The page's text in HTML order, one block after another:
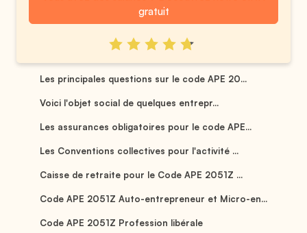
gratuit
Les principales questions sur le code APE 20...
Voici l'objet social de quelques entrepr...
Les assurances obligatoires pour le code APE...
Les Conventions collectives pour l'activité ...
Caisse de retraite pour le Code APE 2051Z ...
Code APE 2051Z Auto-entrepreneur et Micro-en...
Code APE 2051Z Profession libérale